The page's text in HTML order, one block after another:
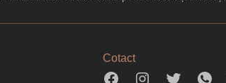
Cotact